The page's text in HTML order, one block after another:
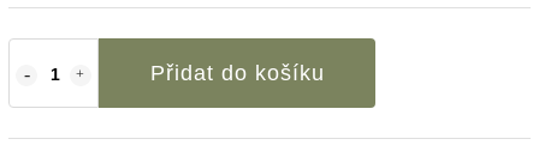
Přidat do košíku